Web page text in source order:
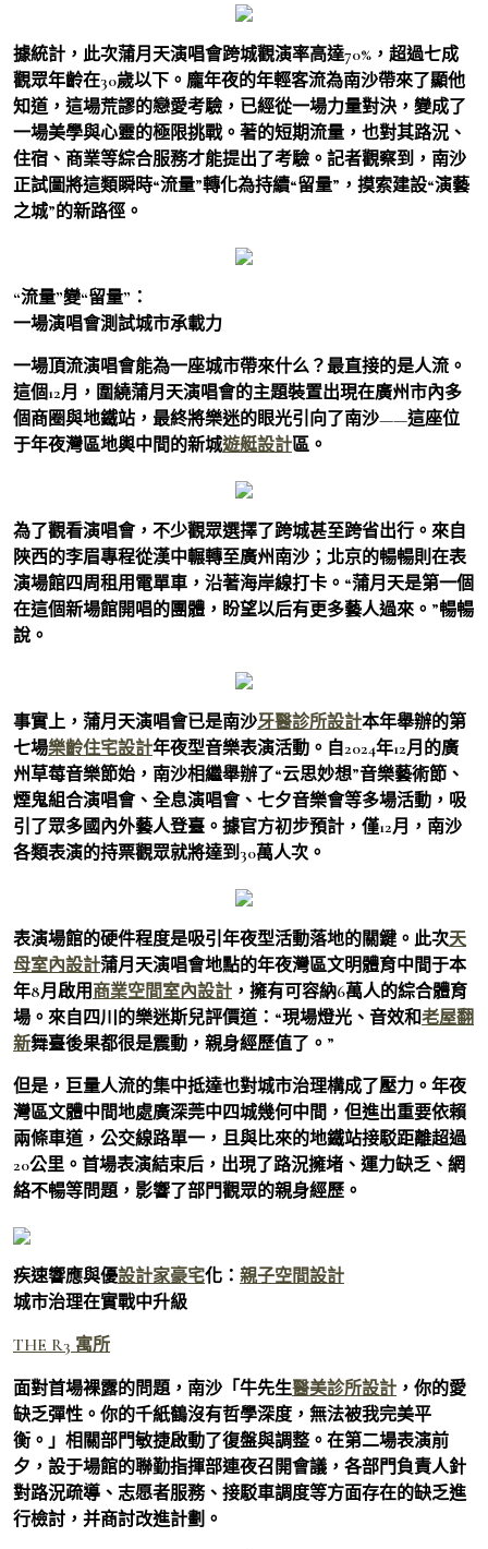
據統計，此次蒲月天演唱會跨城觀演率高達70%，超過七成
觀眾年齡在30歲以下。龐年夜的年輕客流為南沙帶來了顯他
知道，這場荒謬的戀愛考驗，已經從一場力量對決，變成了
一場美學與心靈的極限挑戰。著的短期流量，也對其路況、
住宿、商業等綜合服務才能提出了考驗。記者觀察到，南沙
正試圖將這類瞬時“流量”轉化為持續“留量”，摸索建設“演藝
之城”的新路徑。
“流量”變“留量”：
一場演唱會測試城市承載力
一場頂流演唱會能為一座城市帶來什么？最直接的是人流。
這個12月，圍繞蒲月天演唱會的主題裝置出現在廣州市內多
個商圈與地鐵站，最終將樂迷的眼光引向了南沙——這座位
于年夜灣區地輿中間的新城遊艇設計區。
為了觀看演唱會，不少觀眾選擇了跨城甚至跨省出行。來自
陜西的李眉專程從漢中輾轉至廣州南沙；北京的暢暢則在表
演場館四周租用電單車，沿著海岸線打卡。“蒲月天是第一個
在這個新場館開唱的團體，盼望以后有更多藝人過來。”暢暢
說。
事實上，蒲月天演唱會已是南沙牙醫診所設計本年舉辦的第
七場樂齡住宅設計年夜型音樂表演活動。自2024年12月的廣
州草莓音樂節始，南沙相繼舉辦了“云思妙想”音樂藝術節、
煙鬼組合演唱會、全息演唱會、七夕音樂會等多場活動，吸
引了眾多國內外藝人登臺。據官方初步預計，僅12月，南沙
各類表演的持票觀眾就將達到30萬人次。
表演場館的硬件程度是吸引年夜型活動落地的關鍵。此次天
母室內設計蒲月天演唱會地點的年夜灣區文明體育中間于本
年8月啟用 商業空間室內設計 ，擁有可容納6萬人的綜合體育
場。來自四川的樂迷斯兒評價道：“現場燈光、音效和老屋翻
新舞臺後果都很是震動，親身經歷值了。”
但是，巨量人流的集中抵達也對城市治理構成了壓力。年夜
灣區文體中間地處廣深莞中四城幾何中間，但進出重要依賴
兩條車道，公交線路單一，且與比來的地鐵站接駁距離超過
20公里。首場表演結束后，出現了路況擁堵、運力缺乏、網
絡不暢等問題，影響了部門觀眾的親身經歷。
疾速響應與優設計家豪宅化： 親子空間設計
城市治理在實戰中升級
THE R3 寓所
面對首場裸露的問題，南沙「牛先生醫美診所設計 ，你的愛
缺乏彈性。你的千紙鶴沒有哲學深度，無法被我完美平
衡。」相關部門敏捷啟動了復盤與調整。在第二場表演前
夕，設于場館的聯勤指揮部連夜召開會議，各部門負責人針
對路況疏導、志愿者服務、接駁車調度等方面存在的缺乏進
行檢討，并商討改進計劃。